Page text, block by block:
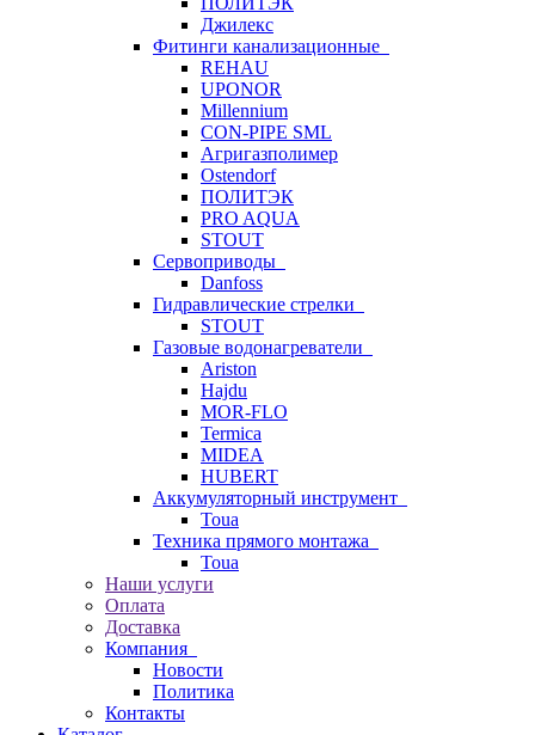
Джилекс
Фитинги канализационные
REHAU
UPONOR
Millennium
CON-PIPE SML
Агригазполимер
Ostendorf
ПОЛИТЭК
PRO AQUA
STOUT
Сервоприводы
Danfoss
Гидравлические стрелки
STOUT
Газовые водонагреватели
Ariston
Hajdu
MOR-FLO
Termica
MIDEA
HUBERT
Аккумуляторный инструмент
Toua
Техника прямого монтажа
Toua
Наши услуги
Оплата
Доставка
Компания
Новости
Политика
Контакты